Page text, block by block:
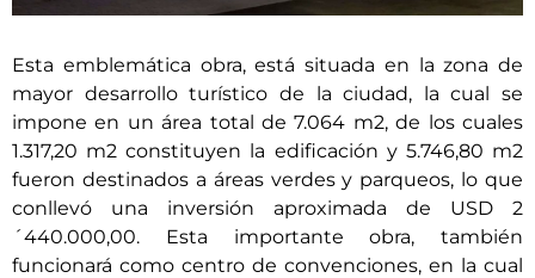
Esta emblemática obra, está situada en la zona de
mayor desarrollo turístico de la ciudad, la cual se
impone en un área total de 7.064 m2, de los cuales
1.317,20 m2 constituyen la edificación y 5.746,80 m2
fueron destinados a áreas verdes y parqueos, lo que
conllevó una inversión aproximada de USD 2
´440.000,00. Esta importante obra, también
funcionará como centro de convenciones, en la cual